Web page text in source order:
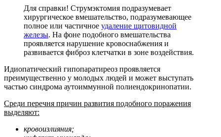
Для справки! Струмэктомия подразумевает
хирургическое вмешательство, подразумевающее
полное или частичное удаление щитовидной
железы. На фоне подобного вмешательства
проявляется нарушение кровоснабжения и
развивается фиброз клетчатки в зоне воздействия.
Идиопатический гипопаратиреоз проявляется
преимущественно у молодых людей и может выступать
частью синдрома аутоиммунной полиендокринопатии.
Среди перечня причин развития подобного поражения
выделяют:
кровоизлияния;